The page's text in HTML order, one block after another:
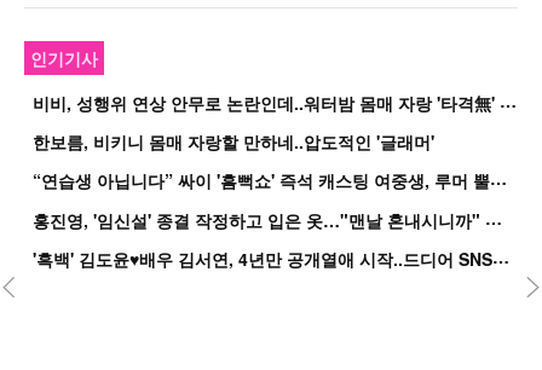
인기기사
비
비, 성행위 연상 안무로 논란인데..워터밤 몸매 자랑 '타격無' 근황
한보름, 비키니 몸매 자랑할 만하네..압도적인 '글래머'
“
연습생 아닙니다” 싸이 '흠뻑쇼' 즉석 캐스팅 여중생, 루머 뿔났다[Oh!쎈 이...
홍
진영, '임신설' 종결 작정하고 입은 옷…"맨날 혼내시니까" 억울
'
흑백' 김도윤♥배우 김서연, 4년만 공개열애 시작..드디어 SNS에 노출 [핫피...